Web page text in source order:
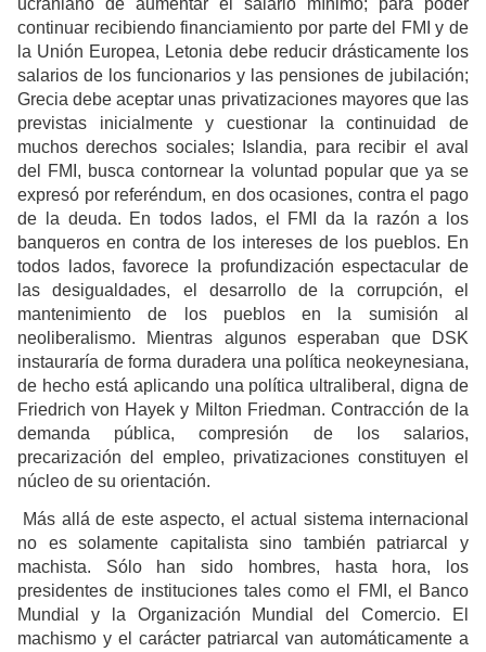
continuar recibiendo financiamiento por parte del FMI y de
la Unión Europea, Letonia debe reducir drásticamente los
salarios de los funcionarios y las pensiones de jubilación;
Grecia debe aceptar unas privatizaciones mayores que las
previstas inicialmente y cuestionar la continuidad de
muchos derechos sociales; Islandia, para recibir el aval
del FMI, busca contornear la voluntad popular que ya se
expresó por referéndum, en dos ocasiones, contra el pago
de la deuda. En todos lados, el FMI da la razón a los
banqueros en contra de los intereses de los pueblos. En
todos lados, favorece la profundización espectacular de
las desigualdades, el desarrollo de la corrupción, el
mantenimiento de los pueblos en la sumisión al
neoliberalismo. Mientras algunos esperaban que DSK
instauraría de forma duradera una política neokeynesiana,
de hecho está aplicando una política ultraliberal, digna de
Friedrich von Hayek y Milton Friedman. Contracción de la
demanda pública, compresión de los salarios,
precarización del empleo, privatizaciones constituyen el
núcleo de su orientación.
Más allá de este aspecto, el actual sistema internacional
no es solamente capitalista sino también patriarcal y
machista. Sólo han sido hombres, hasta hora, los
presidentes de instituciones tales como el FMI, el Banco
Mundial y la Organización Mundial del Comercio. El
machismo y el carácter patriarcal van automáticamente a